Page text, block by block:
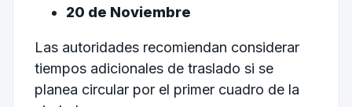
20 de Noviembre
Las autoridades recomiendan considerar
tiempos adicionales de traslado si se
planea circular por el primer cuadro de la